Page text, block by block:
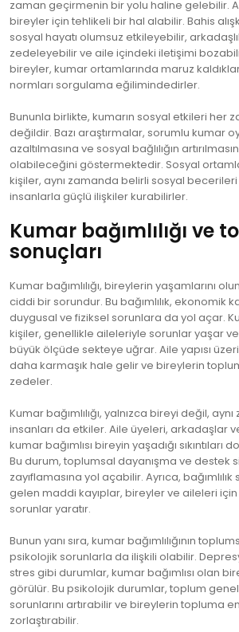
zaman geçirmenin bir yolu haline gelebilir.
bireyler için tehlikeli bir hal alabilir. Bahis
sosyal hayatı olumsuz etkileyebilir,
zedeleyebilir ve aile içindeki iletişimi
bireyler, kumar ortamlarında maruz
normları sorgulama eğilimindedirler.
Bununla birlikte, kumarın sosyal etkileri her
değildir. Bazı araştırmalar, sorumlu kumar
azaltılmasına ve sosyal bağlılığın
olabileceğini göstermektedir. Sosyal
kişiler, aynı zamanda belirli sosyal
insanlarla güçlü ilişkiler kurabilirler.
Kumar bağımlılığı ve
sonuçları
Kumar bağımlılığı, bireylerin yaşamlarını
ciddi bir sorundur. Bu bağımlılık, ekonomik
duygusal ve fiziksel sorunlara da yol açar.
kişiler, genellikle aileleriyle sorunlar yaşar
büyük ölçüde sekteye uğrar. Aile yapısı
daha karmaşık hale gelir ve bireylerin
zedeler.
Kumar bağımlılığı, yalnızca bireyi değil,
insanları da etkiler. Aile üyeleri, arkadaşlar
kumar bağımlısı bireyin yaşadığı
Bu durum, toplumsal dayanışma ve destek
zayıflamasına yol açabilir. Ayrıca,
gelen maddi kayıplar, bireyler ve aileleri
sorunlar yaratır.
Bunun yanı sıra, kumar bağımlılığının
psikolojik sorunlarla da ilişkili olabilir.
stres gibi durumlar, kumar bağımlısı olan
görülür. Bu psikolojik durumlar, toplum
sorunlarını artırabilir ve bireylerin topluma
zorlaştırabilir.